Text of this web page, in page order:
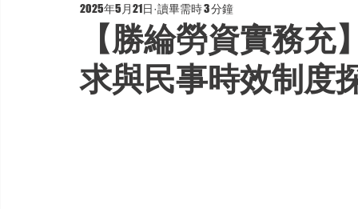
【勝綸勞資實務
求與民事時效制度
2025年5月21日 讀畢需時 3 分鐘